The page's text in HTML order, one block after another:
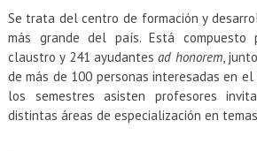
Se trata del centro de formación y
más grande del país. Está compuesto
claustro y 241 ayudantesad honorem,
de más de 100 personas interesadas en el
los semestres asisten profesores
distintas áreas de especialización en